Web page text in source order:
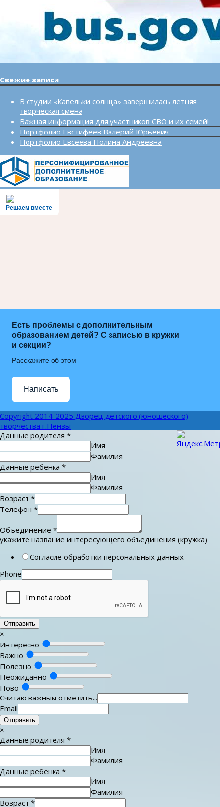
Свежие записи
В студии «Капельки солнца» завершилась летняя
творческая смена
Важная информация для участников СВО и их семей!
Портфолио Евстифеев Валерий Юрьевич
Портфолио Евсеева Полина Андреевна
Решаем вместе
Есть проблемы с дополнительным
образованием детей? С записью в кружки
и секции?
Расскажите об этом
Написать
Copyright 2014-2025 Дворец детского (юношеского)
творчества г.Пензы
Данные родителя *
Имя
Фамилия
Данные ребенка *
Имя
Фамилия
Возраст *
Телефон *
Объединение *
укажите название интересующего объединения (кружка)
Согласие обработки персональных данных
Phone
Отправить
×
Интересно
Важно
Полезно
Неожиданно
Ново
Считаю важным отметить...
Email
Отправить
×
Данные родителя *
Имя
Фамилия
Данные ребенка *
Имя
Фамилия
Возраст *